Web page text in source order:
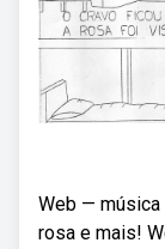
Web — música
rosa e mais!